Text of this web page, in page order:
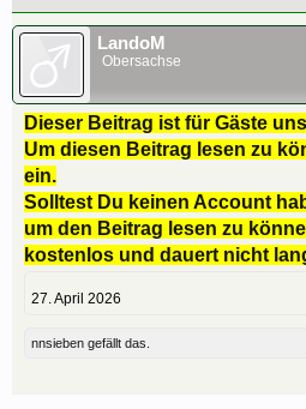
LandoM
Obersachse
Dieser Beitrag ist für Gäste
Um diesen Beitrag lesen zu
ein.
Solltest Du keinen Account
um den Beitrag lesen zu
kostenlos und dauert nicht
27. April 2026
nnsieben gefällt das.